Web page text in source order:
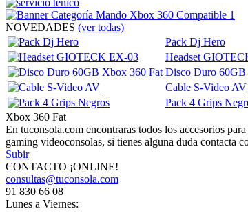
NOVEDADES (ver todas)
Pack Dj Hero
Headset
Disco Duro
Cable S-Video AV
Pack 4 Grips
Xbox 360 Fat
En tuconsola.com encontraras todos los accesorios
gaming videoconsolas, si tienes alguna duda contacta
Subir
CONTACTO ¡ONLINE!
consultas@tuconsola.com
91 830 66 08
Lunes a Viernes: